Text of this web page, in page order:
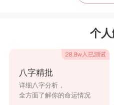
又宏深也。《诗·周颂》
又助也。《左传·僖二十
醴，命之宥。《注》又
又以乐劝食也，与侑同
大食三宥，皆令奏钟鼓。
个
八字精批
详细八字分析，
全方面了解你的命运情况